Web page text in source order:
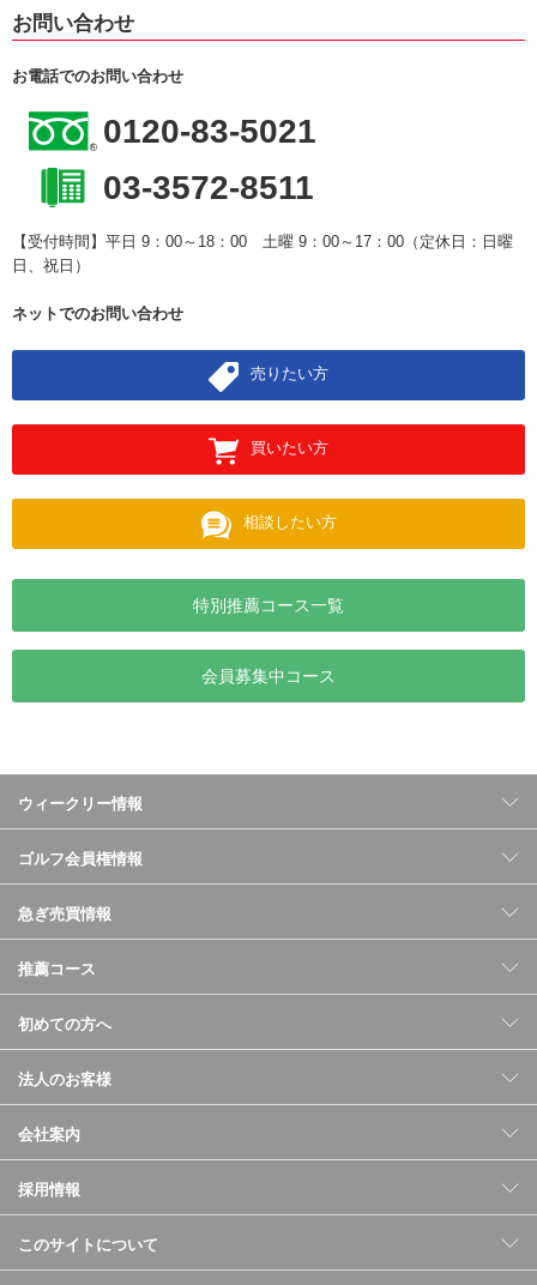
お問い合わせ
お電話でのお問い合わせ
0120-83-5021
03-3572-8511
【受付時間】平日 9：00～18：00 土曜 9：00～17：00（定休日：日曜
日、祝日）
ネットでのお問い合わせ
売りたい方
買いたい方
相談したい方
特別推薦コース一覧
会員募集中コース
ウィークリー情報
ゴルフ会員権情報
急ぎ売買情報
推薦コース
初めての方へ
法人のお客様
会社案内
採用情報
このサイトについて